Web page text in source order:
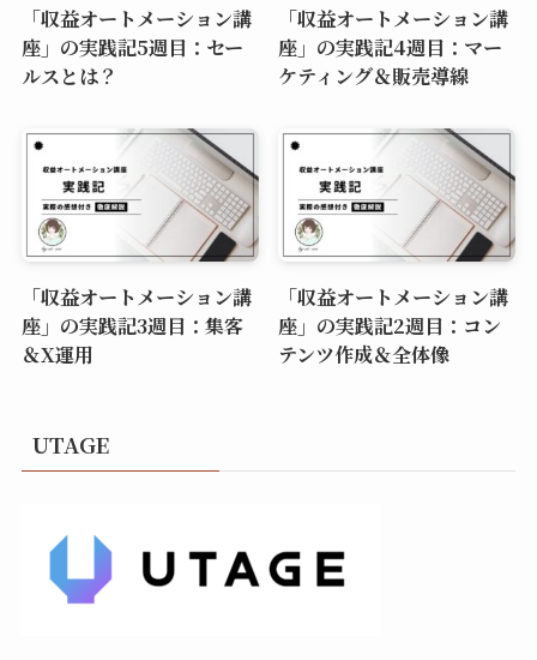
「収益オートメーション講
座」の実践記5週目：セー
ルスとは？
「収益オートメーション講
座」の実践記4週目：マー
ケティング＆販売導線
「収益オートメーション講
座」の実践記3週目：集客
＆X運用
「収益オートメーション講
座」の実践記2週目：コン
テンツ作成＆全体像
UTAGE